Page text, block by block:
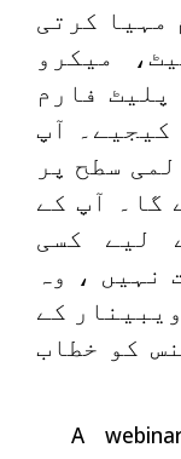
مہیا کرتی
میکرو
فارم
کیجیے۔ آپ
سطح پر
گا۔ آپ کے
لیے کسی
نہیں ، وہ
کے
کو خطاب
A